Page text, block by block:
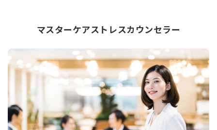
マスターケアストレスカウンセラー